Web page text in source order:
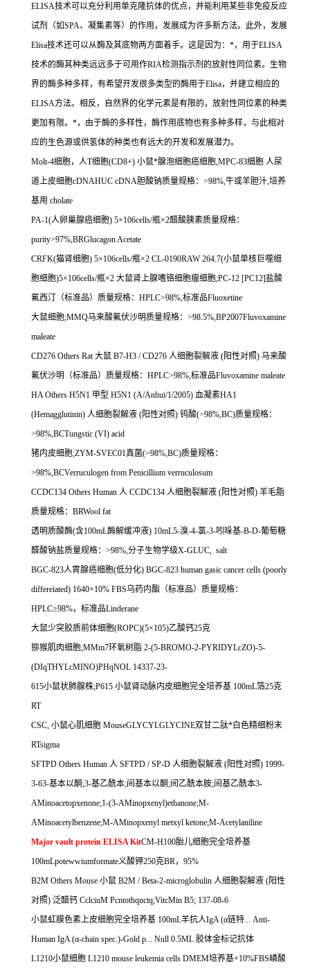
ELISA技术可以充分利用单克隆抗体的优点，并能利用某些非免疫反应
试剂（如SPA、凝集素等）的作用，发展成为许多新方法。此外，发展
Elisa技术还可以从酶及其底物两方面着手。这是因为： *，用于ELISA
技术的酶其种类远远多于可用作RIA检测指示剂的放射性同位素。生物
界的酶多种多样，有希望开发很多类型的酶用于Elisa，并建立相应的
ELISA方法。相反，自然界的化学元素是有限的，放射性同位素的种类
更加有限。 *，由于酶的多样性，酶作用底物也有多种多样，与此相对
应的生色源或供氢体的种类也有远大的开发和发展潜力。
Molt-4细胞，人T细胞(CD8+) 小鼠*腺泡细胞癌细胞,MPC-83细胞 人尿
道上皮细胞cDNAHUC cDNA胆酸钠质量规格： >98%,牛或羊胆汁,培养
基用 cholate
PA-1(人卵巢腺癌细胞) 5×106cells/瓶×2醋酸胰素质量规格：
purity>97%,BRGlucagon Acetate
CRFK(猫肾细胞) 5×106cells/瓶×2 CL-0190RAW 264.7(小鼠单核巨噬细
胞细胞)5×106cells/瓶×2 大鼠肾上腺嗜铬细胞瘤细胞;PC-12 [PC12]盐酸
氟西汀（标准品）质量规格： HPLC>98%,标准品Fluoxetine
大鼠细胞;MMQ马来酸氟伏沙明质量规格： >98.5%,BP2007Fluvoxamine
maleate
CD276 Others Rat大鼠 B7-H3 / CD276 人细胞裂解液 (阳性对照) 马来酸
氟伏沙明（标准品）质量规格： HPLC>98%,标准品Fluvoxamine maleate
HA Others H5N1 甲型 H5N1 (A/Anhui/1/2005) 血凝素HA1
(Hemagglutinin) 人细胞裂解液 (阳性对照) 钨酸(>98%,BC)质量规格：
>98%,BCTungstic (VI) acid
猪内皮细胞;ZYM-SVEC01真菌(>98%,BC)质量规格：
>98%,BCVerruculogen from Penicillium verruculosum
CCDC134 Others Human 人 CCDC134 人细胞裂解液 (阳性对照) 羊毛脂
质量规格： BRWool fat
透明质酸酶(含100mL酶解缓冲液) 10mL5-溴-4-氯-3-吲哚基-Β-D-葡萄糖
醛酸钠盐质量规格： >98%,分子生物学级X-GLUC, salt
BGC-823人胃腺癌细胞(低分化) BGC-823 human gasic cancer cells (poorly
differeiated) 1640+10% FBS乌药内酯（标准品）质量规格：
HPLC≥98%，标准品Linderane
大鼠少突胶质前体细胞(ROPC)(5×105)乙酸钙25克
猕猴肌肉细胞;MMm7环氧树脂 2-(5-BROMO-2-PYRIDYLcZO)-5-
(DIqTHYLcMINO)PHqNOL 14337-23-
615小鼠状肺腺株;P615 小鼠肾动脉内皮细胞完全培养基 100mL箔25克
RT
CSC, 小鼠心肌细胞 MouseGLYCYLGLYCINE双甘二肽*白色精细粉末
RTsigma
SFTPD Others Human 人 SFTPD / SP-D 人细胞裂解液 (阳性对照) 1999-
3-63-基本以酮 ;3-基乙酰本;间基本以酮 ;间乙酰本胺;间基乙酰本3-
AMinoacetopxenone;1-(3-AMinopxenyl)ethanone;M-
AMinoacetylbenzene;M-AMinopxenyl metxyl ketone;M-Acetylaniline
Major vault protein ELISA KitCM-H100胎儿细胞完全培养基
100mLpotewwiumformate义酸钾250克BR， 95%
B2M Others Mouse 小鼠 B2M / Beta-2-microglobulin 人细胞裂解液 (阳性
对照) 泛醋钙 CclciuM Pcntothqnctq;VitcMin B5; 137-08-6
小鼠虹膜色素上皮细胞完全培养基 100mL羊抗人IgA (α链特... Anti-
Human IgA (α-chain spec.)-Gold p... Null 0.5ML 胶体金标记抗体
L1210小鼠细胞 L1210 mouse leukemia cells DMEM培养基+10%FBS嶙酸